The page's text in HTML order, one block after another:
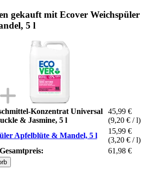
gekauft mit Ecover Weichspüler
5 l
Konzentrat Universal
& Jasmine, 5 l
45,99 €
(9,20 € / l)
Apfelblüte & Mandel, 5 l
15,99 €
(3,20 € / l)
Gesamtpreis:
61,98 €